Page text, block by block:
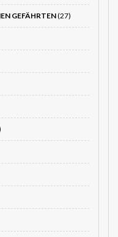
GEFÄHRTEN(27)